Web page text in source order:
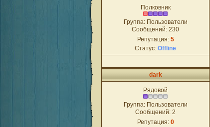
Полковник
Группа: Пользователи
Сообщений: 230
Репутация: 5
Статус: Offline
dark
Рядовой
Группа: Пользователи
Сообщений: 2
Репутация: 0